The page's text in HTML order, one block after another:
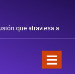
que atraviesa a